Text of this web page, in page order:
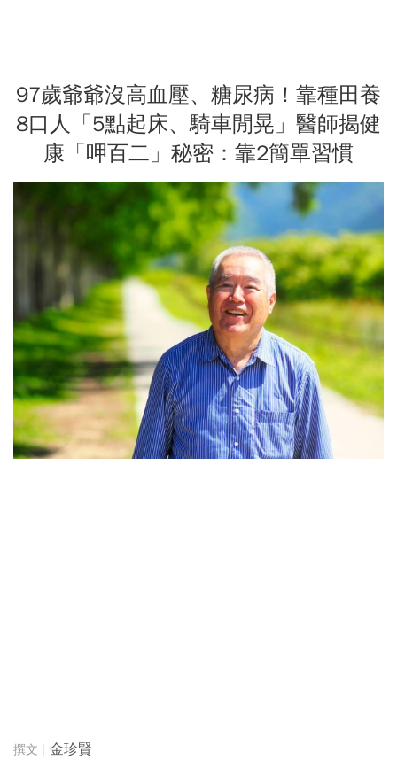
97歲爺爺沒高血壓、糖尿病！靠種田養
8口人「5點起床、騎車閒晃」醫師揭健
康「呷百二」秘密：靠2簡單習慣
金珍賢